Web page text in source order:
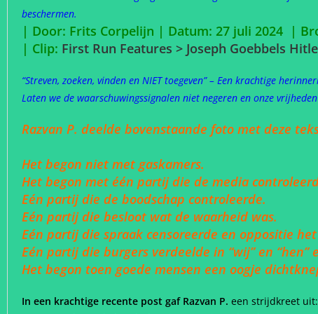
beschermen.
| Door: Frits Corpelijn | Datum: 27 juli 2024 |
| Clip: First Run Features > Joseph Goebbels
“Streven, zoeken, vinden en NIET toegeven” – Een krachtige
Laten we de waarschuwingssignalen niet negeren en onze
Razvan P. deelde bovenstaande foto met deze
Het begon niet met gaskamers.
Het begon met één partij die de media
Eén partij die de boodschap controleerde.
Eén partij die besloot wat de waarheid was.
Eén partij die spraak censoreerde en oppositie
Eén partij die burgers verdeelde in “wij” en
Het begon toen goede mensen een oogje
In een krachtige recente post gaf Razvan P. een strijdkreet uit: